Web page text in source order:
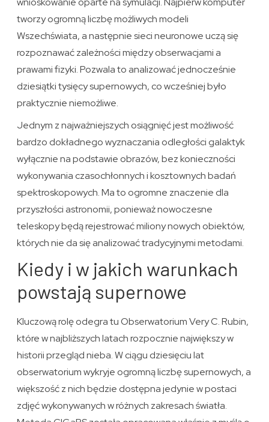
tworzy ogromną liczbę możliwych modeli
Wszechświata, a następnie sieci neuronowe uczą się
rozpoznawać zależności między obserwacjami a
prawami fizyki. Pozwala to analizować jednocześnie
dziesiątki tysięcy supernowych, co wcześniej było
praktycznie niemożliwe.
Jednym z najważniejszych osiągnięć jest możliwość
bardzo dokładnego wyznaczania odległości galaktyk
wyłącznie na podstawie obrazów, bez konieczności
wykonywania czasochłonnych i kosztownych badań
spektroskopowych. Ma to ogromne znaczenie dla
przyszłości astronomii, ponieważ nowoczesne
teleskopy będą rejestrować miliony nowych obiektów,
których nie da się analizować tradycyjnymi metodami.
Kiedy i w jakich warunkach
powstają supernowe
Kluczową rolę odegra tu Obserwatorium Very C. Rubin,
które w najbliższych latach rozpocznie największy w
historii przegląd nieba. W ciągu dziesięciu lat
obserwatorium wykryje ogromną liczbę supernowych, a
większość z nich będzie dostępna jedynie w postaci
zdjęć wykonywanych w różnych zakresach światła.